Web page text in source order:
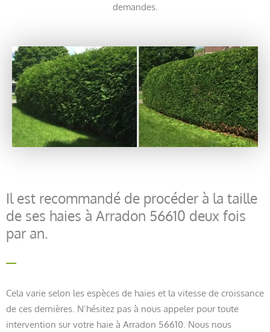
demandes.
Il est recommandé de procéder à la taille
de ses haies à Arradon 56610 deux fois
par an.
Cela varie selon les espèces de haies et la vitesse de croissance
de ces dernières. N’hésitez pas à nous appeler pour toute
intervention sur votre haie à Arradon 56610. Nous nous